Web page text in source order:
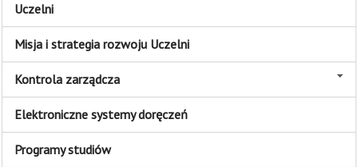
Uczelni
Misja i strategia rozwoju Uczelni
Kontrola zarządcza
Elektroniczne systemy doręczeń
Programy studiów